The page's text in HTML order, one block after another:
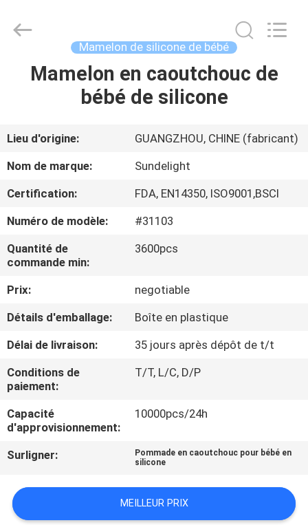
APERÇU
VIDÉOS
A
PROPOS
DE
VISITE
D'USINE
CONTRÔLE
DE
LA
QUALITÉ
CONTACT
Infant
products
Mamelon de silicone de bébé
Mamelon en caoutchouc de
bébé de silicone
Lieu d'origine:
GUANGZHOU, CHINE (fabricant)
Nom de marque:
Sundelight
Certification:
FDA, EN14350, ISO9001,BSCI
Numéro de modèle:
#31103
Quantité de
commande min:
3600pcs
Prix:
negotiable
Détails d'emballage:
Boîte en plastique
Délai de livraison:
35 jours après dépôt de t/t
Conditions de
paiement:
T/T, L/C, D/P
Capacité
d'approvisionnement:
10000pcs/24h
Surligner:
Pommade en caoutchouc pour bébé en
silicone
MEILLEUR PRIX